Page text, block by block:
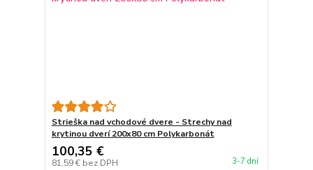
Strieška nad vchodové dvere - Strechy nad
krytinou dverí 200x80 cm Polykarbonát
100,35 €
81,59 € bez DPH 3-7 dní